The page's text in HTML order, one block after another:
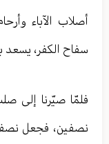
أصلاب الآباء
سفاح الكفر، يسعد
فلمّا صيّرنا إلى
نصفين، فجعل